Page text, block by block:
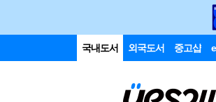
국내도서 외국도서 중고샵